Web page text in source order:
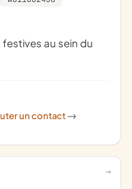
un contact ->